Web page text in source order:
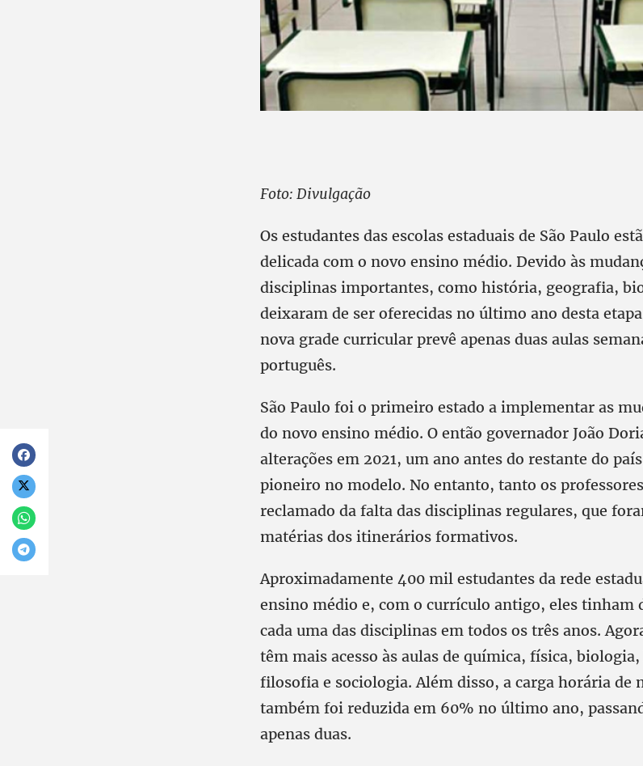
Foto: Divulgação
Os estudantes das escolas estaduais de São Paulo
delicada com o novo ensino médio. Devido às
disciplinas importantes, como história, geografia,
deixaram de ser oferecidas no último ano desta
nova grade curricular prevê apenas duas aulas
português.
São Paulo foi o primeiro estado a implementar as
do novo ensino médio. O então governador João
alterações em 2021, um ano antes do restante do
pioneiro no modelo. No entanto, tanto os
reclamado da falta das disciplinas regulares, que
matérias dos itinerários formativos.
Aproximadamente 400 mil estudantes da rede
ensino médio e, com o currículo antigo, eles tinham
cada uma das disciplinas em todos os três anos.
têm mais acesso às aulas de química, física,
filosofia e sociologia. Além disso, a carga horária de
também foi reduzida em 60% no último ano,
apenas duas.